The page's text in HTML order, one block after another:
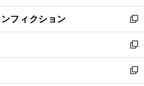
開
く
ウ
で
開
く
ン
ド
ウ
で
開
く
ウ
ィ
ン
ド
ウ
で
開
フィクション
新
し
い
ウ
ィ
新
し
い
新